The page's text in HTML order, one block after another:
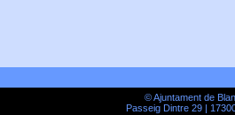
© Ajuntament de
Passeig Dintre 29 |